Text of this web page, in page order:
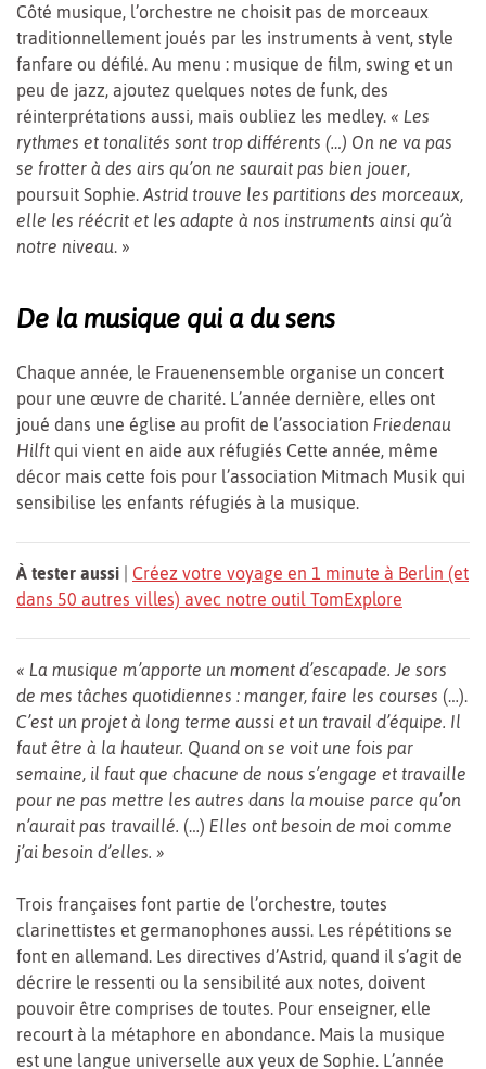
Côté musique, l’orchestre ne choisit pas de morceaux
traditionnellement joués par les instruments à vent, style
fanfare ou défilé. Au menu : musique de film, swing et un
peu de jazz, ajoutez quelques notes de funk, des
réinterprétations aussi, mais oubliez les medley. « Les
rythmes et tonalités sont trop différents (…) On ne va pas
se frotter à des airs qu’on ne saurait pas bien jouer,
poursuit Sophie. Astrid trouve les partitions des morceaux,
elle les réécrit et les adapte à nos instruments ainsi qu’à
notre niveau. »
De la musique qui a du sens
Chaque année, le Frauenensemble organise un concert
pour une œuvre de charité. L’année dernière, elles ont
joué dans une église au profit de l’association Friedenau
Hilft qui vient en aide aux réfugiés Cette année, même
décor mais cette fois pour l’association Mitmach Musik qui
sensibilise les enfants réfugiés à la musique.
À tester aussi
Créez votre voyage en 1 minute à Berlin (et
dans 50 autres villes) avec notre outil TomExplore
« La musique m’apporte un moment d’escapade. Je sors
de mes tâches quotidiennes : manger, faire les courses (…).
C’est un projet à long terme aussi et un travail d’équipe. Il
faut être à la hauteur. Quand on se voit une fois par
semaine, il faut que chacune de nous s’engage et travaille
pour ne pas mettre les autres dans la mouise parce qu’on
n’aurait pas travaillé. (…) Elles ont besoin de moi comme
j’ai besoin d’elles. »
Trois françaises font partie de l’orchestre, toutes
clarinettistes et germanophones aussi. Les répétitions se
font en allemand. Les directives d’Astrid, quand il s’agit de
décrire le ressenti ou la sensibilité aux notes, doivent
pouvoir être comprises de toutes. Pour enseigner, elle
recourt à la métaphore en abondance. Mais la musique
est une langue universelle aux yeux de Sophie. L’année